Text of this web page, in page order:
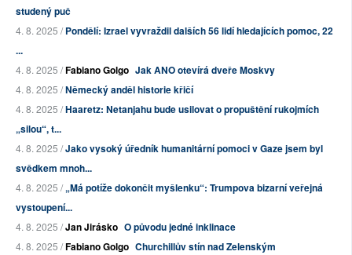
studený puč
4. 8. 2025 /Pondělí: Izrael vyvraždil dalších 56 lidí hledajících pomoc, 22
...
4. 8. 2025 /Fabiano Golgo Jak ANO otevírá dveře Moskvy
4. 8. 2025 /Německý anděl historie křičí
4. 8. 2025 /Haaretz: Netanjahu bude usilovat o propuštění rukojmích
„silou“, t...
4. 8. 2025 /Jako vysoký úředník humanitární pomoci v Gaze jsem byl
svědkem mnoh...
4. 8. 2025 /„Má potíže dokončit myšlenku“: Trumpova bizarní veřejná
vystoupení...
4. 8. 2025 /Jan Jirásko O původu jedné inklinace
4. 8. 2025 /Fabiano Golgo Churchillův stín nad Zelenským